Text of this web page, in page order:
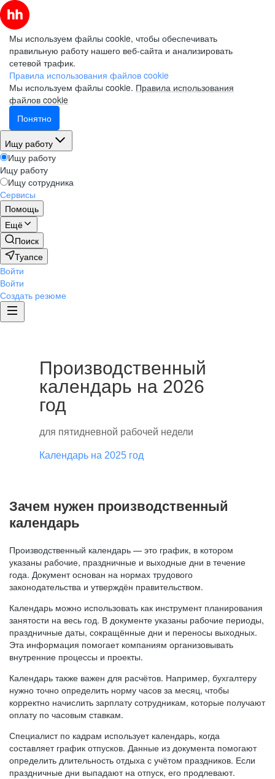
Мы используем файлы cookie, чтобы обеспечивать
правильную работу нашего веб-сайта и анализировать
сетевой трафик.
Правила использования файлов cookie
Мы используем файлы cookie. Правила использования
файлов cookie
Понятно
Ищу работу
Ищу работу
Ищу работу
Ищу сотрудника
Сервисы
Помощь
Ещё
Поиск
Туапсе
Войти
Войти
Создать резюме
Производственный
календарь на 2026
год
для пятидневной рабочей недели
Календарь на 2025 год
Зачем нужен производственный
календарь
Производственный календарь — это график, в котором
указаны рабочие, праздничные и выходные дни в течение
года. Документ основан на нормах трудового
законодательства и утверждён правительством.
Календарь можно использовать как инструмент планирования
занятости на весь год. В документе указаны рабочие периоды,
праздничные даты, сокращённые дни и переносы выходных.
Эта информация помогает компаниям организовывать
внутренние процессы и проекты.
Календарь также важен для расчётов. Например, бухгалтеру
нужно точно определить норму часов за месяц, чтобы
корректно начислить зарплату сотрудникам, которые получают
оплату по часовым ставкам.
Специалист по кадрам использует календарь, когда
составляет график отпусков. Данные из документа помогают
определить длительность отдыха с учётом праздников. Если
праздничные дни выпадают на отпуск, его продлевают.